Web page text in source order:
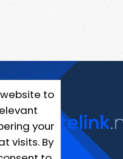
to
your
visits. By